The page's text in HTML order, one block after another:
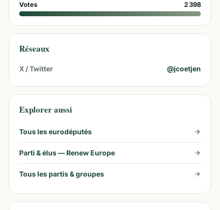
Votes 2 398
Réseaux
X / Twitter @jcoetjen
Explorer aussi
Tous les eurodéputés
Parti & élus — Renew Europe
Tous les partis & groupes